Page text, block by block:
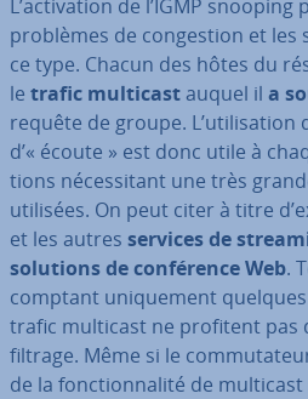
L’ac­ti­va­tion de l’IGMP snooping
problèmes de con­ges­tion et les
ce type. Chacun des hôtes du
le trafic multicastauquel il a
requête de groupe. L’uti­li­sa­tion
d’« écoute » est donc utile à
tions né­ces­si­tant une très
utilisées. On peut citer à titre
et les autres services de
solutions de con­fé­rence Web.
comptant uni­que­ment
trafic multicast ne profitent pas
filtrage. Même si le
de la fonc­tion­na­lité de